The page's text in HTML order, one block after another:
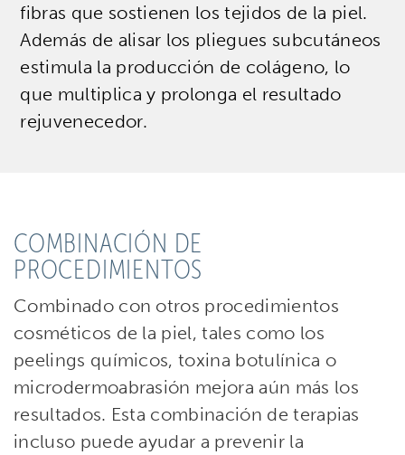
fibras que sostienen los tejidos de la piel.
Además de alisar los pliegues subcutáneos
estimula la producción de colágeno, lo
que multiplica y prolonga el resultado
rejuvenecedor.
COMBINACIÓN DE
PROCEDIMIENTOS
Combinado con otros procedimientos
cosméticos de la piel, tales como los
peelings químicos, toxina botulínica o
microdermoabrasión mejora aún más los
resultados. Esta combinación de terapias
incluso puede ayudar a prevenir la